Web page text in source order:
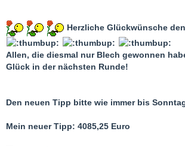
Herzliche Glückwünsche
Allen, die diesmal nur Blech gewonnen
Glück in der nächsten Runde!
Den neuen Tipp bitte wie immer bis
Mein neuer Tipp: 4085,25 Euro